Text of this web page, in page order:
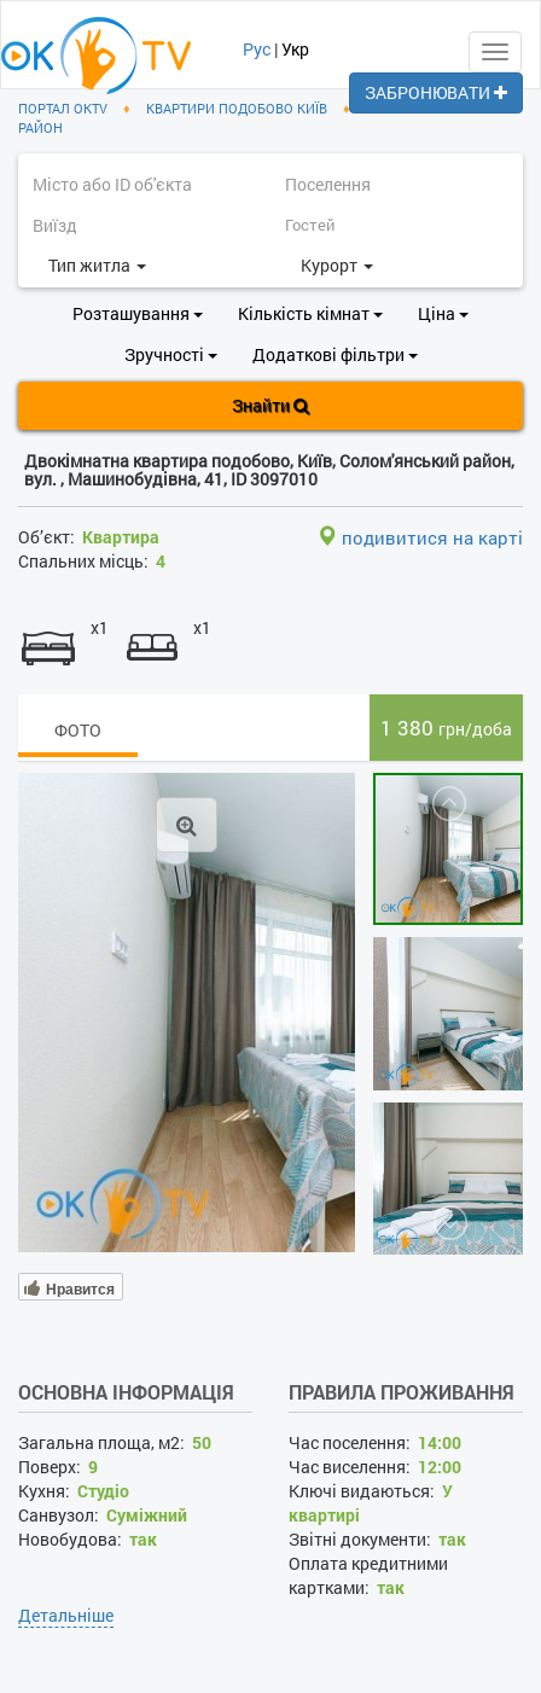
Рус |Укр
ПОРТАЛ OKTV ♦ КВАРТИРИ ПОДОБОВО КИЇВ ♦
РАЙОН
Тип житла Курорт
Розташування Кількість кімнат
Ціна
Зручності
Додаткові фільтри
Знайти
Двокімнатна квартира подобово, Київ, Солом'янський район,
вул. , Машинобудівна, 41, ID 3097010
Об’єкт: Квартира
Спальних місць: 4
подивитися на карті
x1 x1
ФОТО 1 380 грн/доба
Нравится
ОСНОВНА ІНФОРМАЦІЯ
Загальна площа, м2: 50
Поверх: 9
Кухня: Студіо
Санвузол: Суміжний
Новобудова: так
ПРАВИЛА ПРОЖИВАННЯ
Час поселення: 14:00
Час виселення: 12:00
Ключі видаються: У
квартирі
Звітні документи: так
Оплата кредитними
картками: так
Детальніше
ЗАБРОНЮВАТИ